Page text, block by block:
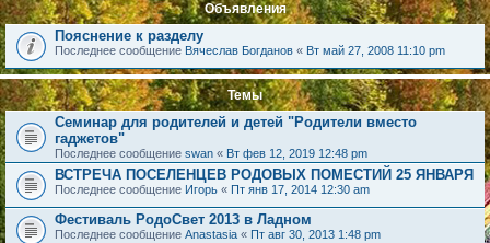
Объявления
Пояснение к разделу
Последнее сообщение Вячеслав Богданов « Вт май 27, 2008 11:10 pm
Темы
Семинар для родителей и детей "Родители вместо
гаджетов"
Последнее сообщение swan « Вт фев 12, 2019 12:48 pm
ВСТРЕЧА ПОСЕЛЕНЦЕВ РОДОВЫХ ПОМЕСТИЙ 25 ЯНВАРЯ
Последнее сообщение Игорь « Пт янв 17, 2014 12:30 am
Фестиваль РодоСвет 2013 в Ладном
Последнее сообщение Anastasia « Пт авг 30, 2013 1:48 pm